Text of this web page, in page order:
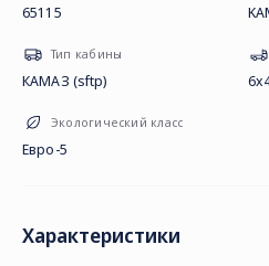
65115
Тип кабины
КАМАЗ (sftp)
Экологический класс
Евро-5
Характеристики